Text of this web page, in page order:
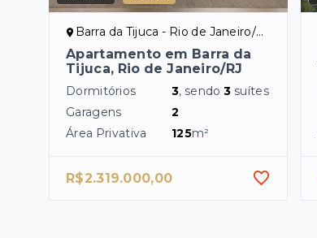
Barra da Tijuca - Rio de Janeiro/RJ, Zona Oeste
Apartamento em Barra da
Tijuca, Rio de Janeiro/RJ
Dormitórios 3, sendo3 suítes
Garagens
2
Área Privativa
125m²
R$2.319.000,00